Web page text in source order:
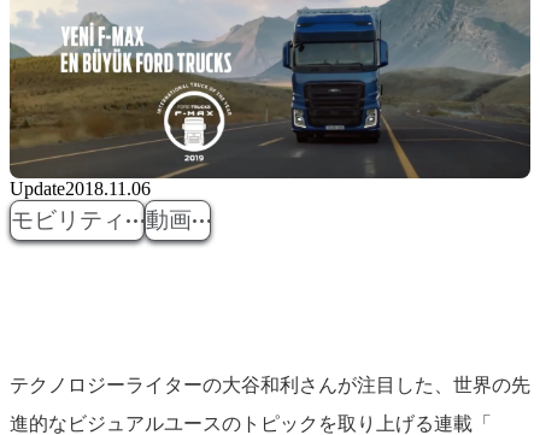
Update2018.11.06
モビリティ 動画
テクノロジーライターの大谷和利さんが注目した、 世界の先
進的なビジュアルユースのトピックを取り上げる連載「